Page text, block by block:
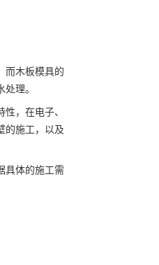
而木板模具的
理。
，在电子、
的施工，以及
具体的施工需